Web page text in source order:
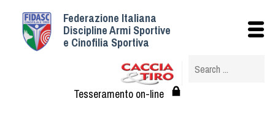
Federazione Italiana
Discipline Armi Sportive
e Cinofilia Sportiva
Tesseramento on-line
Istituzionale
Struttura
Albo Veterinari federali